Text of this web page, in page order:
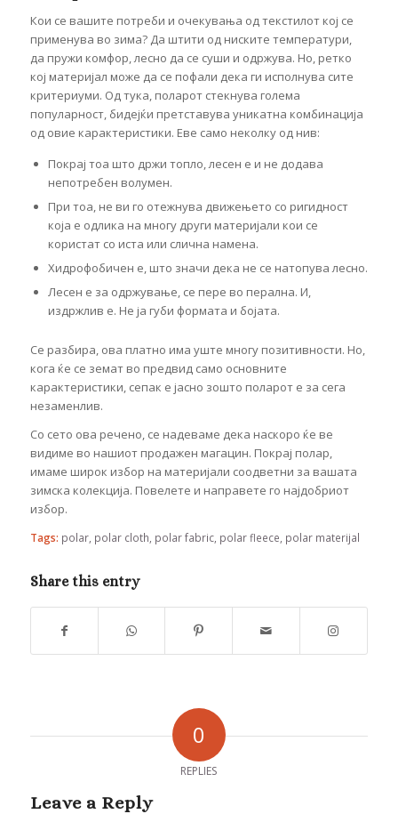
Кои се вашите потреби и очекувања од текстилот кој се
применува во зима? Да штити од ниските температури,
да пружи комфор, лесно да се суши и одржува. Но, ретко
кој материјал може да се пофали дека ги исполнува сите
критериуми. Од тука, поларот стекнува голема
популарност, бидејќи претставува уникатна комбинација
од овие карактеристики. Еве само неколку од нив:
Покрај тоа што држи топло, лесен е и не додава
непотребен волумен.
При тоа, не ви го отежнува движењето со ригидност
која е одлика на многу други материјали кои се
користат со иста или слична намена.
Хидрофобичен е, што значи дека не се натопува лесно.
Лесен е за одржување, се пере во перална. И,
издржлив е. Не ја губи формата и бојата.
Се разбира, ова платно има уште многу позитивности. Но,
кога ќе се земат во предвид само основните
карактеристики, сепак е јасно зошто поларот е за сега
незаменлив.
Со сето ова речено, се надеваме дека наскоро ќе ве
видиме во нашиот продажен магацин. Покрај полар,
имаме широк избор на материјали соодветни за вашата
зимска колекција. Повелете и направете го најдобриот
избор.
Tags: polar, polar cloth polar fabric, polar fleece polar materijal
Share this entry
0
REPLIES
Leave a Reply